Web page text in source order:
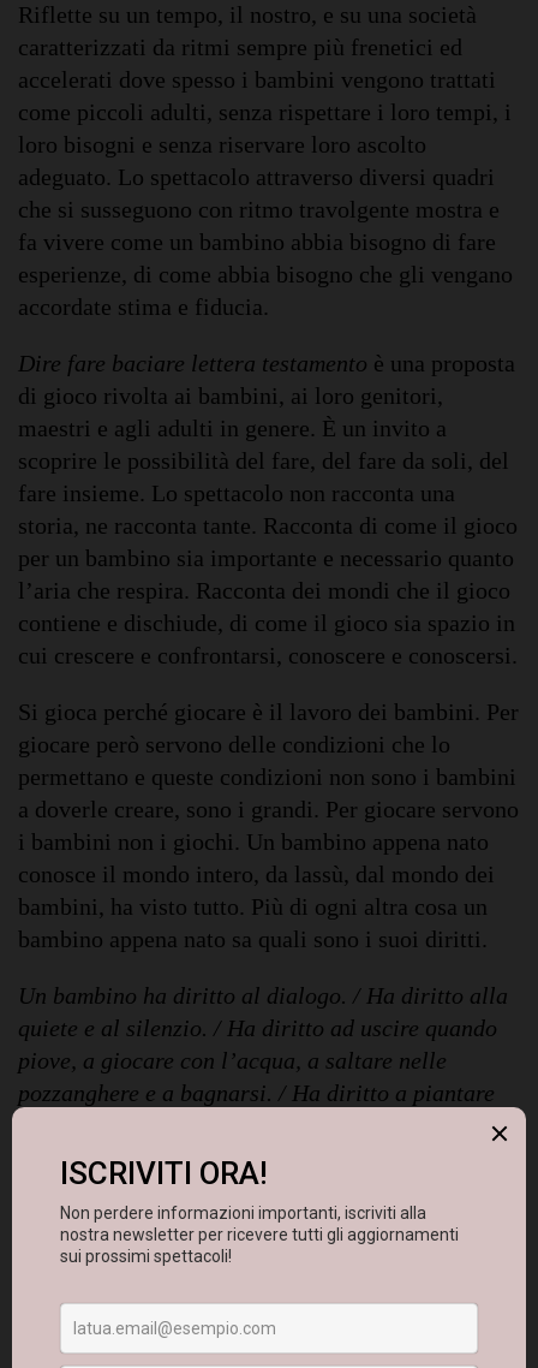
Riflette su un tempo, il nostro, e su una società
caratterizzati da ritmi sempre più frenetici ed
accelerati dove spesso i bambini vengono trattati
come piccoli adulti, senza rispettare i loro tempi, i
loro bisogni e senza riservare loro ascolto
adeguato. Lo spettacolo attraverso diversi quadri
che si susseguono con ritmo travolgente mostra e
fa vivere come un bambino abbia bisogno di fare
esperienze, di come abbia bisogno che gli vengano
accordate stima e fiducia.
Dire fare baciare lettera testamento è una proposta
di gioco rivolta ai bambini, ai loro genitori,
maestri e agli adulti in genere. È un invito a
scoprire le possibilità del fare, del fare da soli, del
fare insieme. Lo spettacolo non racconta una
storia, ne racconta tante. Racconta di come il gioco
per un bambino sia importante e necessario quanto
l’aria che respira. Racconta dei mondi che il gioco
contiene e dischiude, di come il gioco sia spazio in
cui crescere e confrontarsi, conoscere e conoscersi.
Si gioca perché giocare è il lavoro dei bambini. Per
giocare però servono delle condizioni che lo
permettano e queste condizioni non sono i bambini
a doverle creare, sono i grandi. Per giocare servono
i bambini non i giochi. Un bambino appena nato
conosce il mondo intero, da lassù, dal mondo dei
bambini, ha visto tutto. Più di ogni altra cosa un
bambino appena nato sa quali sono i suoi diritti.
Un bambino ha diritto al dialogo. / Ha diritto alla
quiete e al silenzio. / Ha diritto ad uscire quando
piove, a giocare con l’acqua, a saltare nelle
pozzanghere e a bagnarsi. / Ha diritto a piantare
chiodi, a segare e raspare legni, a scartavetrare, a
incollare. / Ha diritto a rompere le uova, a
sbatterle e a impastare l’acqua e la farina. / Ha
diritto a giocare con la terra, a fare torte di fango
e castelli di sabbia. / Ha diritto agli odori. / Ha
dormire la notte all’aperto. / Un bambino ha
diritto all’alba e al tramonto. / Ha diritto alle